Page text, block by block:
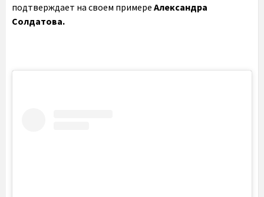
подтверждает на своем примере Александра
Солдатова.